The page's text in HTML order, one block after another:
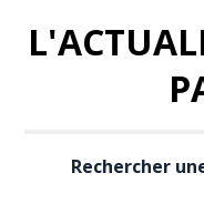
Rechercher